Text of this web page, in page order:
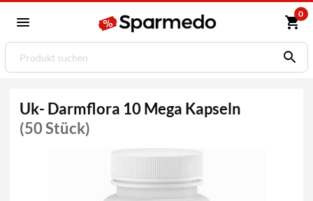
0
Uk- Darmflora 10 Mega Kapseln
(50 Stück)